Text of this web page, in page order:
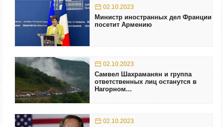
02.10.2023
Министр иностранных дел Франции
посетит Армению
02.10.2023
Самвел Шахраманян и группа
ответственных лиц останутся в
Нагорном...
02.10.2023